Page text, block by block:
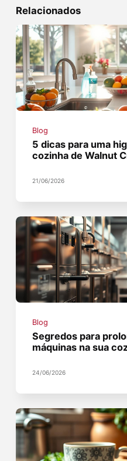
Relacionados
Blog
5 dicas para uma
cozinha de Walnut
21/06/2026
Blog
Segredos para
máquinas na sua
24/06/2026